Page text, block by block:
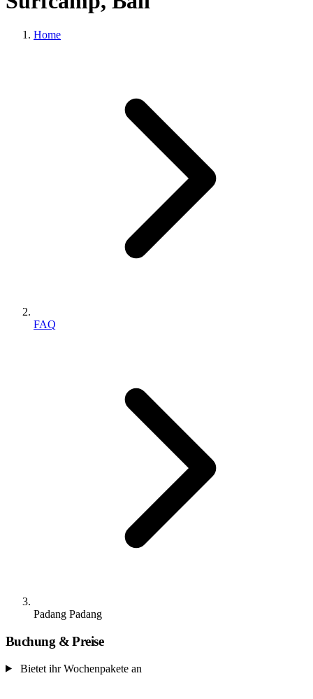
Home
FAQ
Padang Padang
Buchung & Preise
Bietet ihr Wochenpakete an